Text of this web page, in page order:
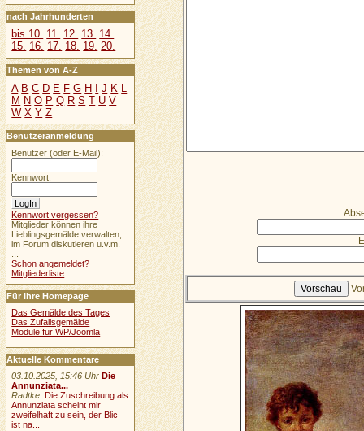
nach Jahrhunderten
bis 10. 11. 12. 13. 14.
15. 16. 17. 18. 19. 20.
Themen von A-Z
A B C D E F G H I J K L
M N O P Q R S T U V
W X Y Z
Benutzeranmeldung
Benutzer (oder E-Mail):
Kennwort:
Kennwort vergessen?
Mitglieder können ihre
Lieblingsgemälde verwalten,
im Forum diskutieren u.v.m.
Schon angemeldet?
Mitgliederliste
Für Ihre Homepage
Das Gemälde des Tages
Das Zufallsgemälde
Module für WP/Joomla
Aktuelle Kommentare
03.10.2025, 15:46 Uhr Die
Annunziata...
Radtke: Die Zuschreibung als
Annunziata scheint mir
zweifelhaft zu sein, der Blic
ist na...